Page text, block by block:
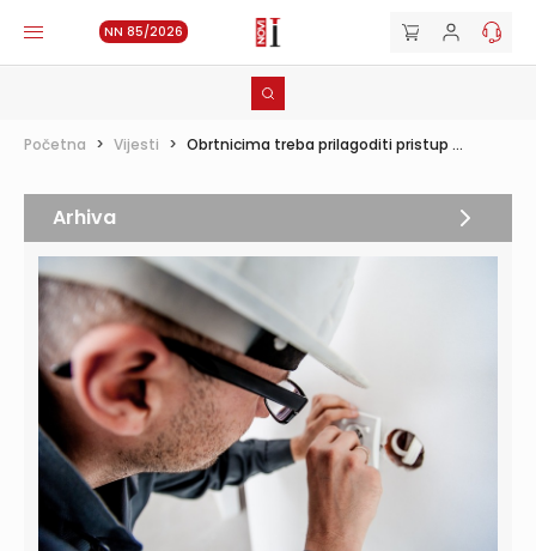
NN 85/2026
Početna > Vijesti > Obrtnicima treba prilagoditi pristup ...
Arhiva